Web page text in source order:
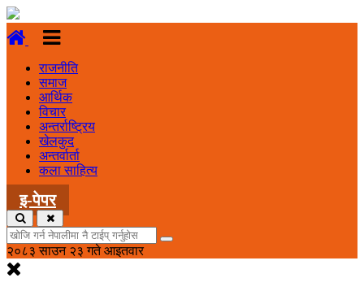
राजनीति
समाज
आर्थिक
विचार
अन्तर्राष्ट्रिय
खेलकुद
अन्तर्वार्ता
कला साहित्य
इ-पेपर
२०८३ साउन २३ गते आइतवार